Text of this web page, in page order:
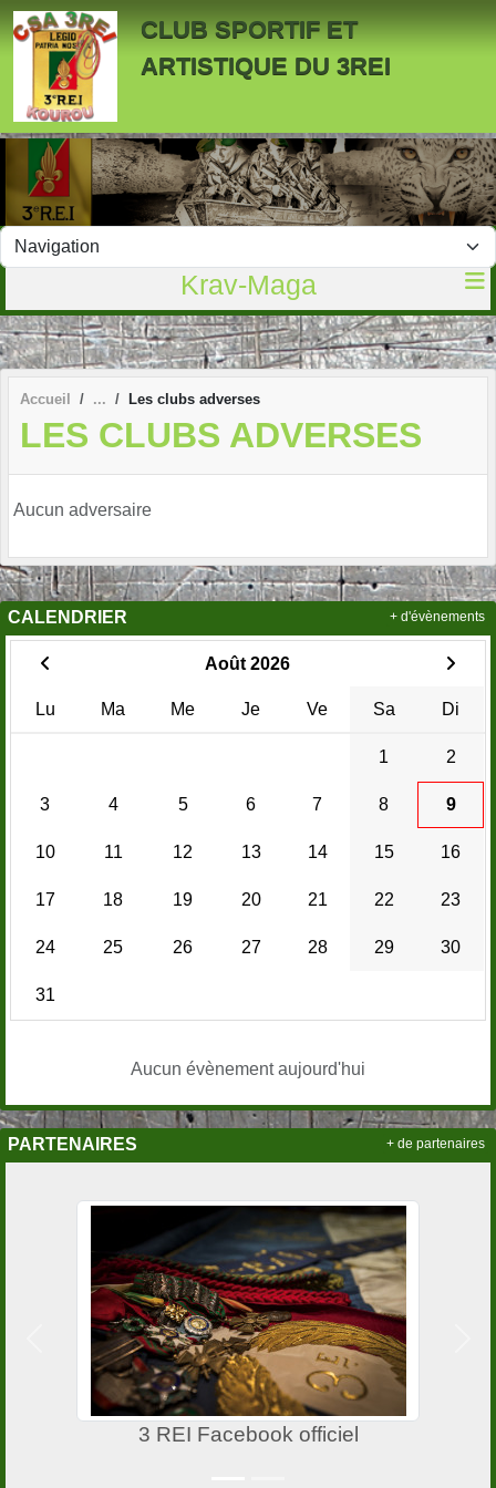
CLUB SPORTIF ET
ARTISTIQUE DU 3REI
Krav-Maga
Accueil Les clubs adverses
LES CLUBS ADVERSES
Aucun adversaire
CALENDRIER
Août 2026
Lu Ma Me Je Ve Sa Di
1 2
3 4 5 6 7 8 9
10 11 12 13 14 15 16
17 18 19 20 21 22 23
24 25 26 27 28 29 30
31
Aucun évènement aujourd'hui
+ d'évènements
PARTENAIRES
3 REI Facebook officiel
Précedent
+ de partenaires
Panneau de gestion des cookies